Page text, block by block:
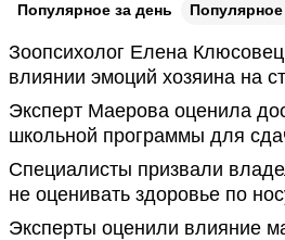
Популярное за день
Зоопсихолог Елена
влиянии эмоций хозяина на
Эксперт Маерова оценила
школьной программы для
Специалисты призвали
не оценивать здоровье по
Эксперты оценили влияние